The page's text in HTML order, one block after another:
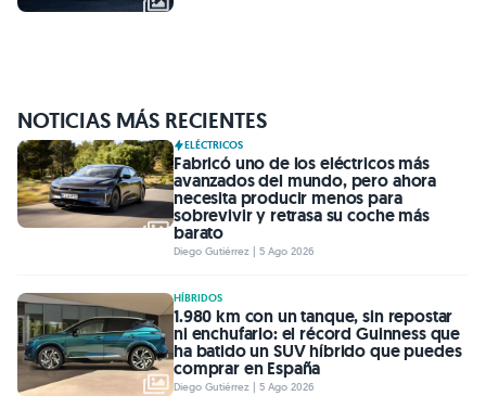
NOTICIAS MÁS RECIENTES
ELÉCTRICOS
Fabricó uno de los eléctricos más
avanzados del mundo, pero ahora
necesita producir menos para
sobrevivir y retrasa su coche más
barato
Diego Gutiérrez | 5 Ago 2026
HÍBRIDOS
1.980 km con un tanque, sin repostar
ni enchufarlo: el récord Guinness que
ha batido un SUV híbrido que puedes
comprar en España
Diego Gutiérrez | 5 Ago 2026